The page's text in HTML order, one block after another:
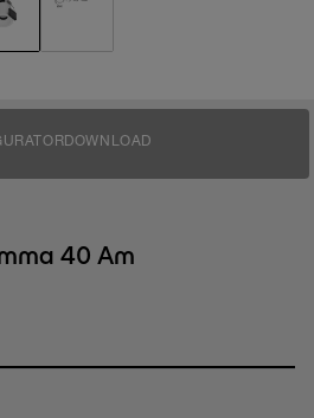
DOWNLOAD
40 Am